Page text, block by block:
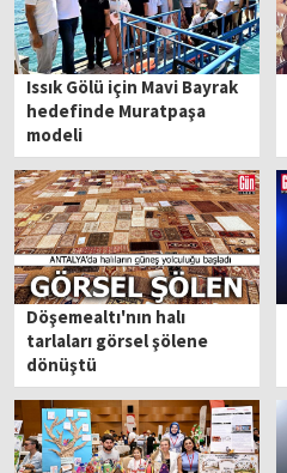
Issık Gölü için Mavi Bayrak
hedefinde Muratpaşa
modeli
Döşemealtı'nın halı
tarlaları görsel şölene
dönüştü